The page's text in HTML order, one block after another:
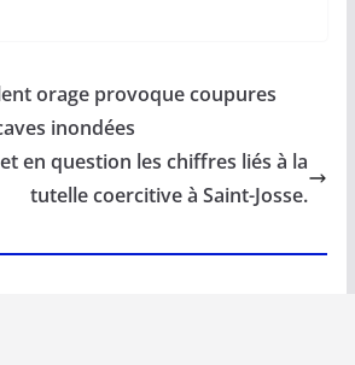
s
A
p
e
dI
n
y
n
k
g
orage provoque coupures
inondées
en question les chiffres liés à la
tutelle coercitive à Saint-Josse.